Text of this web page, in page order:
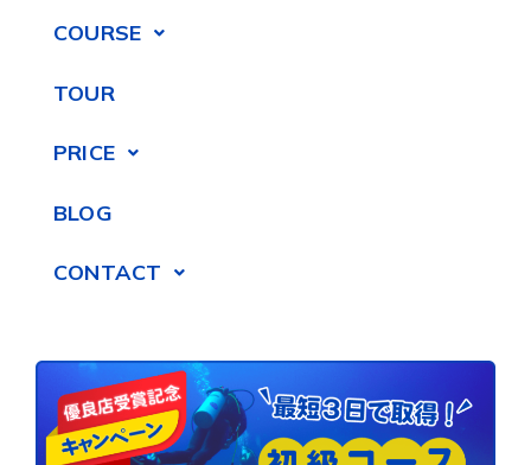
COURSE
TOUR
PRICE
BLOG
CONTACT